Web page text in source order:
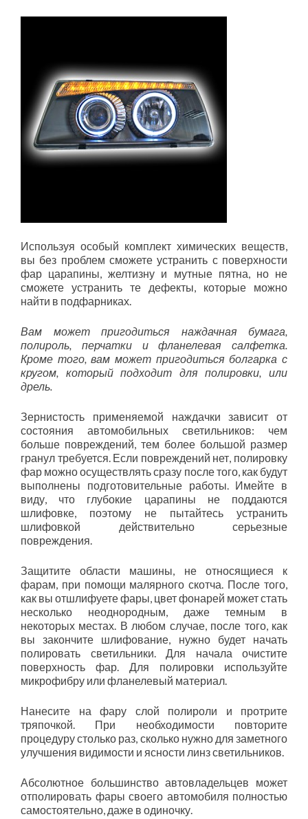
Используя особый комплект химических веществ,
вы без проблем сможете устранить с поверхности
фар царапины, желтизну и мутные пятна, но не
сможете устранить те дефекты, которые можно
найти в подфарниках.
Вам может пригодиться наждачная бумага,
полироль, перчатки и фланелевая салфетка.
Кроме того, вам может пригодиться болгарка с
кругом, который подходит для полировки, или
дрель.
Зернистость применяемой наждачки зависит от
состояния автомобильных светильников: чем
больше повреждений, тем более большой размер
гранул требуется. Если повреждений нет, полировку
фар можно осуществлять сразу после того, как будут
выполнены подготовительные работы. Имейте в
виду, что глубокие царапины не поддаются
шлифовке, поэтому не пытайтесь устранить
шлифовкой действительно серьезные
повреждения.
Защитите области машины, не относящиеся к
фарам, при помощи малярного скотча. После того,
как вы отшлифуете фары, цвет фонарей может стать
несколько неоднородным, даже темным в
некоторых местах. В любом случае, после того, как
вы закончите шлифование, нужно будет начать
полировать светильники. Для начала очистите
поверхность фар. Для полировки используйте
микрофибру или фланелевый материал.
Нанесите на фару слой полироли и протрите
тряпочкой. При необходимости повторите
процедуру столько раз, сколько нужно для заметного
улучшения видимости и ясности линз светильников.
Абсолютное большинство автовладельцев может
отполировать фары своего автомобиля полностью
самостоятельно, даже в одиночку.